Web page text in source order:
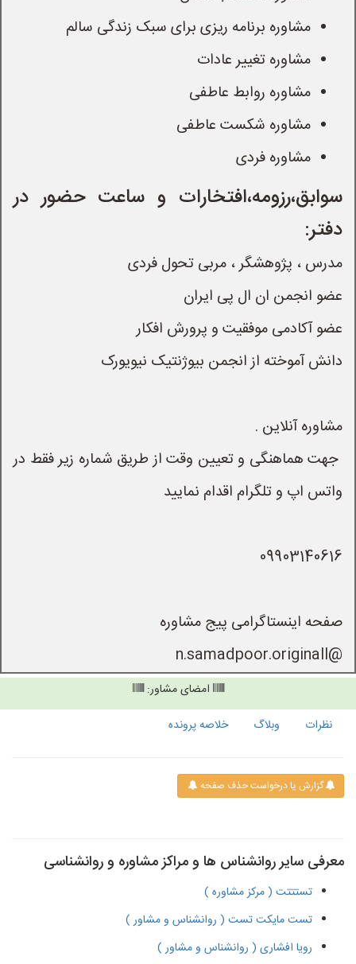
مشاوره برنامه ریزی برای سبک زندگی سالم
مشاوره تغییر عادات
مشاوره روابط عاطفی
مشاوره شکست عاطفی
مشاوره فردی
سوابق،رزومه،افتخارات و ساعت حضور در
دفتر:
جهت هماهنگی و تعیین وقت از طریق شماره زیر فقط در
@n.samadpoor.originall
امضای مشاور:
نظرات
وبلاگ خلاصه پرونده
گزارش یا درخواست حذف صفحه
معرفی سایر روانشناس ها و مراکز مشاوره و روانشناسی
تستتتت ( مرکز مشاوره )
تست مایکت تست ( روانشناس و مشاور )
رویا افشاری ( روانشناس و مشاور )